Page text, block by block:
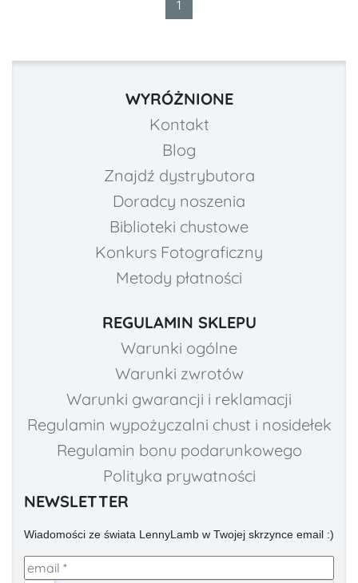
1
WYRÓŻNIONE
Kontakt
Blog
Znajdź dystrybutora
Doradcy noszenia
Biblioteki chustowe
Konkurs Fotograficzny
Metody płatności
REGULAMIN SKLEPU
Warunki ogólne
Warunki zwrotów
Warunki gwarancji i reklamacji
Regulamin wypożyczalni chust i nosidełek
Regulamin bonu podarunkowego
Polityka prywatności
NEWSLETTER
Wiadomości ze świata LennyLamb w Twojej skrzynce email :)